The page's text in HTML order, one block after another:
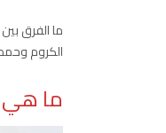
ما الفرق
الكروم
ما هي